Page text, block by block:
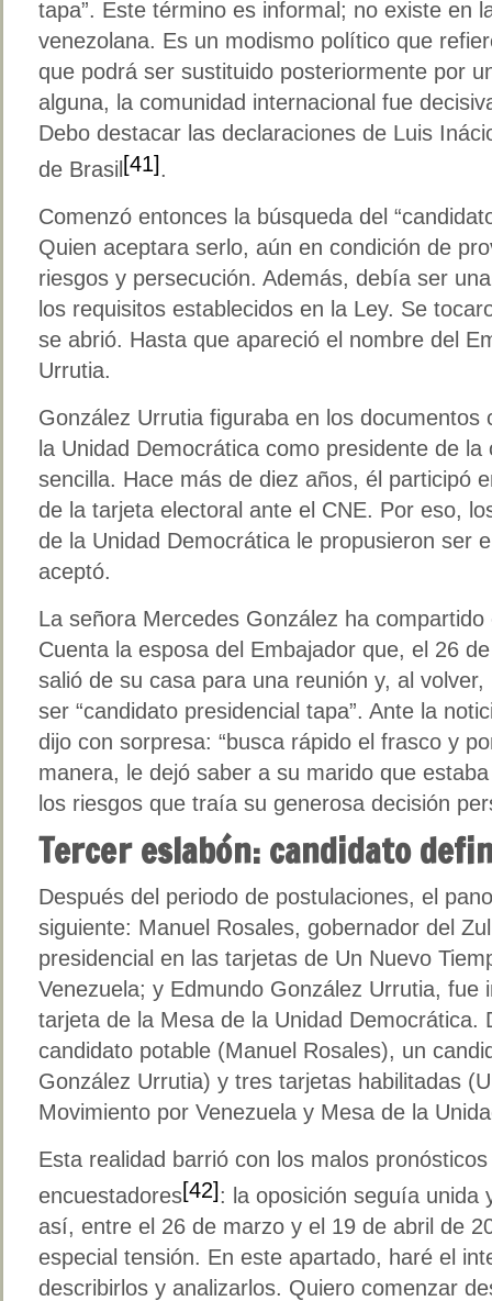
tapa”. Este término es informal; no existe en
venezolana. Es un modismo político que
que podrá ser sustituido posteriormente por
alguna, la comunidad internacional fue
Debo destacar las declaraciones de Luis
de Brasil[41].
Comenzó entonces la búsqueda del
Quien aceptara serlo, aún en condición de
riesgos y persecución. Además, debía ser
los requisitos establecidos en la Ley. Se
se abrió. Hasta que apareció el nombre del
Urrutia.
González Urrutia figuraba en los documentos
la Unidad Democrática como presidente de
sencilla. Hace más de diez años, él participó
de la tarjeta electoral ante el CNE. Por eso,
de la Unidad Democrática le propusieron ser
aceptó.
La señora Mercedes González ha
Cuenta la esposa del Embajador que, el 26
salió de su casa para una reunión y, al
ser “candidato presidencial tapa”. Ante la
dijo con sorpresa: “busca rápido el frasco y
manera, le dejó saber a su marido que
los riesgos que traía su generosa decisión
Tercer eslabón: candidato
Después del periodo de postulaciones, el
siguiente: Manuel Rosales, gobernador del
presidencial en las tarjetas de Un Nuevo
Venezuela; y Edmundo González Urrutia, fue
tarjeta de la Mesa de la Unidad
candidato potable (Manuel Rosales), un
González Urrutia) y tres tarjetas habilitadas
Movimiento por Venezuela y Mesa de la
Esta realidad barrió con los malos
encuestadores[42]: la oposición seguía unida
así, entre el 26 de marzo y el 19 de abril de
especial tensión. En este apartado, haré el
describirlos y analizarlos. Quiero comenzar